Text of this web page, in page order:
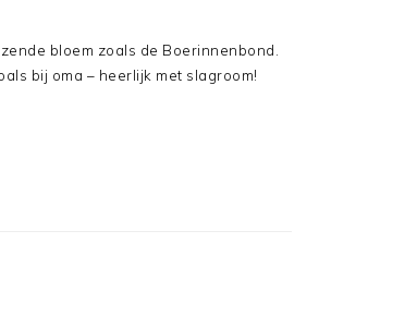
bloem zoals de Boerinnenbond.
bij oma – heerlijk met slagroom!